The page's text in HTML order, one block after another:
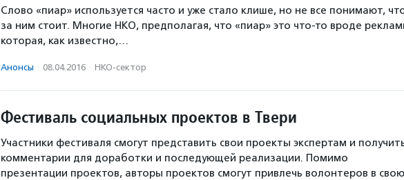
Слово «пиар» используется часто и уже стало клише, но не все понимают,
за ним стоит. Многие НКО, предполагая, что «пиар» это что-то вроде
которая, как известно,…
Анонсы · 08.04.2016 · НКО-сектор
Фестиваль социальных проектов в Твери
Участники фестиваля смогут представить свои проекты экспертам и
комментарии для доработки и последующей реализации. Помимо
презентации проектов, авторы проектов смогут привлечь волонтеров в свою